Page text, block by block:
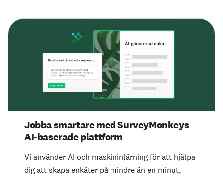
Jobba smartare med SurveyMonkeys
AI-baserade plattform
Vi använder AI och maskininlärning för att hjälpa
dig att skapa enkäter på mindre än en minut,